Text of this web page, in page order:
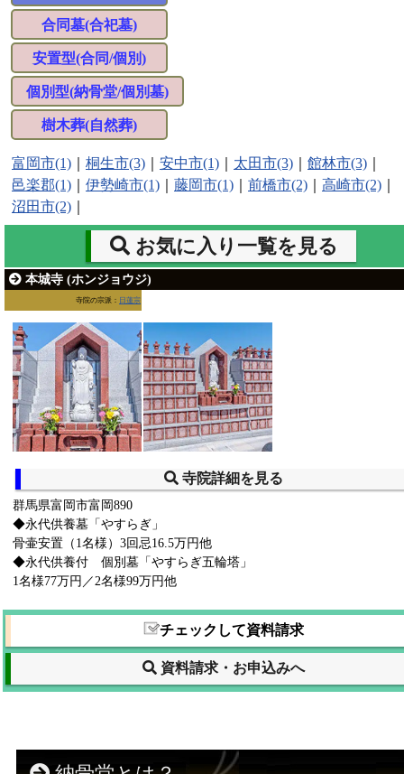
合同墓(合祀墓)
安置型(合同/個別)
個別型(納骨堂/個別墓)
樹木葬(自然葬)
富岡市(1) 桐生市(3) 安中市(1) 太田市(3) 館林市(3)
邑楽郡(1)
伊勢崎市(1) 藤岡市(1) 前橋市(2) 高崎市(2)
沼田市(2)
お気に入り一覧を見る
本城寺 (ホンジョウジ)
寺院の宗派： 日蓮宗
寺院詳細を見る
群馬県富岡市富岡890
◆永代供養墓「やすらぎ」
骨壷安置（1名様）3回忌16.5万円他
◆永代供養付 個別墓「やすらぎ五輪塔」
1名様77万円／2名様99万円他
チェックして資料請求
資料請求・お申込みへ